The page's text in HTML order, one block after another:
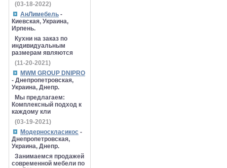
(03-18-2022)
АнЛимебель -
Киевская, Украина,
Ирпень.
Кухни на заказ по
индивидуальным
размерам являются
(11-20-2021)
MWM GROUP DNIPRO
- Днепропетровская,
Украина, Днепр.
Мы предлагаем:
Комплексный подход к
каждому кли
(03-19-2021)
Модерноскласикос -
Днепропетровская,
Украина, Днепр.
Занимаемся продажей
современной мебели по